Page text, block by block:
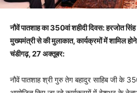
नौवें पातशाह का 350वां शहीदी दिवस: हरजोत
मुख्यमंत्री से की मुलाकात, कार्यक्रमों में शामिल
चंडीगढ़, 27 अक्तूबर:
नौवें पातशाह श्री गुरु तेग बहादुर साहिब जी के